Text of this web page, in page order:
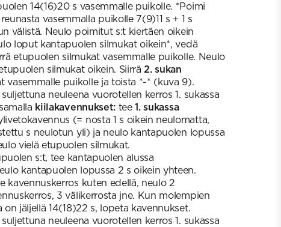
14(16)20 s vasemmalle puikolle. *Poimi
vasemmalla puikolle 7(9)11 s + 1 s
välistä. Neulo poimitut s:t kiertäen oikein
loput kantapuolen silmukat oikein*, vedä
etupuolen silmukat vasemmalle puikolle. Neulo
silmukat oikein. Siirrä2. sukan
vasemmalle puikolle ja toista *-* (kuva 9).
neuleena vuorotellen kerros 1. sukassa
kiilakavennukset: tee1. sukassa
(= nosta 1 s oikein neulomatta,
s neulotun yli) ja neulo kantapuolen lopussa
vielä etupuolen silmukat.
s:t, tee kantapuolen alussa
kantapuolen lopussa 2 s oikein yhteen.
kavennuskerros kuten edellä, neulo 2
3 välikerrosta jne. Kun molempien
jäljellä 14(18)22 s, lopeta kavennukset.
neuleena vuorotellen kerros 1. sukassa